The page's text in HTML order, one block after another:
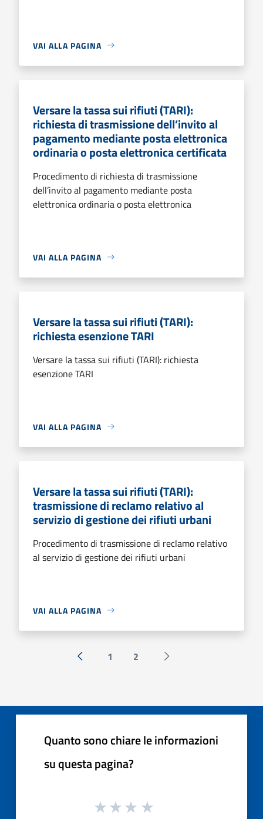
VAI ALLA PAGINA
Versare la tassa sui rifiuti (TARI):
richiesta di trasmissione dell’invito al
pagamento mediante posta elettronica
ordinaria o posta elettronica certificata
Procedimento di richiesta di trasmissione
dell’invito al pagamento mediante posta
elettronica ordinaria o posta elettronica
VAI ALLA PAGINA
Versare la tassa sui rifiuti (TARI):
richiesta esenzione TARI
Versare la tassa sui rifiuti (TARI): richiesta
esenzione TARI
VAI ALLA PAGINA
Versare la tassa sui rifiuti (TARI):
trasmissione di reclamo relativo al
servizio di gestione dei rifiuti urbani
Procedimento di trasmissione di reclamo relativo
al servizio di gestione dei rifiuti urbani
VAI ALLA PAGINA
« Precedente
1 2 Successiva »
Quanto sono chiare le informazioni
su questa pagina?